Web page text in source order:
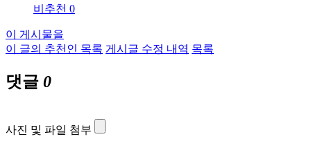
비추천 0
이 게시물을
이 글의 추천인 목록 게시글 수정 내역 목록
댓글 0
사진 및 파일 첨부